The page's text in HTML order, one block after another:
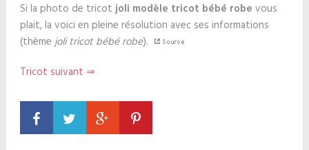
Si la photo de tricotjoli modèle tricot bébé robe vous
plait, la voici en pleine résolution avec ses informations
(thèmejoli tricot bébé robe).
Tricot suivant ⇒